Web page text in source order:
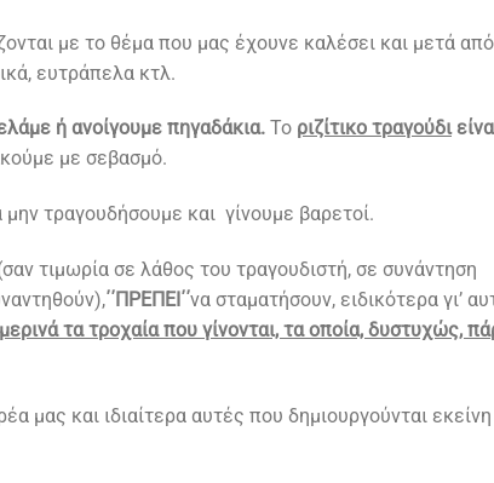
με το θέμα που μας έχουνε καλέσει και μετά
ευτράπελα κτλ.
ή ανοίγουμε πηγαδάκια. Το ριζίτικο τραγούδι
με σεβασμό.
μην τραγουδήσουμε και γίνουμε βαρετοί.
τιμωρία σε λάθος του τραγουδιστή, σε συνάντηση
΄΄ΠΡΕΠΕΙ΄΄να σταματήσουν, ειδικότερα γι’
τα τροχαία που γίνονται, τα οποία, δυστυχώς,
μας και ιδιαίτερα αυτές που δημιουργούνται